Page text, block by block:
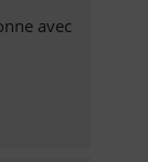
avec